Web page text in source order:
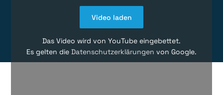
Video laden
Das Video wird von YouTube eingebettet.
Es gelten die Datenschutzerklärungen von Google.